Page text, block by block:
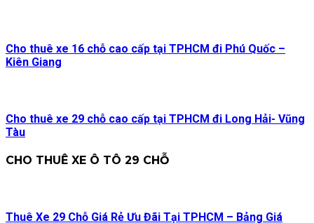
Cho thuê xe 16 chỗ cao cấp tại TPHCM đi Phú Quốc –
Kiên Giang
Cho thuê xe 29 chỗ cao cấp tại TPHCM đi Long Hải- Vũng
Tàu
CHO THUÊ XE Ô TÔ 29 CHỖ
Thuê Xe 29 Chỗ Giá Rẻ Ưu Đãi Tại TPHCM – Bảng Giá